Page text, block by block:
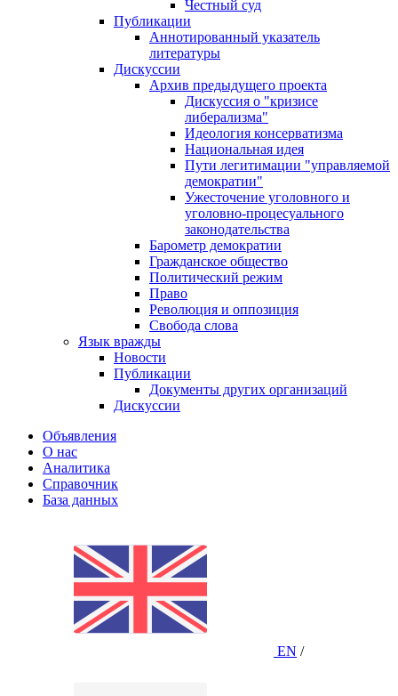
Честный суд
Публикации
Аннотированный указатель
литературы
Дискуссии
Архив предыдущего проекта
Дискуссия о "кризисе
либерализма"
Идеология консерватизма
Национальная идея
Пути легитимации "управляемой
демократии"
Ужесточение уголовного и
уголовно-процесуального
законодательства
Барометр демократии
Гражданское общество
Политический режим
Право
Революция и оппозиция
Свобода слова
Язык вражды
Новости
Публикации
Документы других организаций
Дискуссии
Объявления
О нас
Аналитика
Справочник
База данных
EN /